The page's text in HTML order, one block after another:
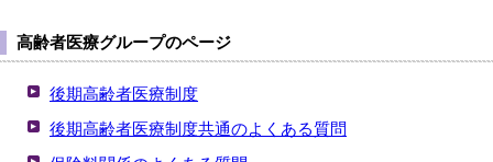
高齢者医療グループのページ
後期高齢者医療制度
後期高齢者医療制度共通のよくある質問